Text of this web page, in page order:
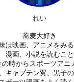
れい
蕎麦大好き
は映画、アニメをみ
漫画、小説を読むこと
の時からスポーツアニ
キャプテン翼、黒子